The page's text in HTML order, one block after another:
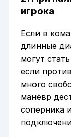
игрока
Если в
длинные
могут
если
много
манёвр
соперника